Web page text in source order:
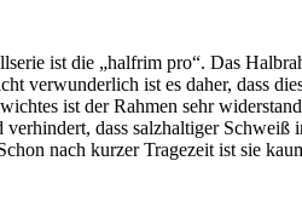
ist die „halfrim pro“. Das
verwunderlich ist es daher, dass
ist der Rahmen sehr
dass salzhaltiger Schweiß
nach kurzer Tragezeit ist sie